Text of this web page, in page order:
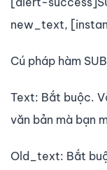
new_text,
Cú pháp hàm
Text: Bắt buộc.
văn bản mà bạn
Old_text: Bắt